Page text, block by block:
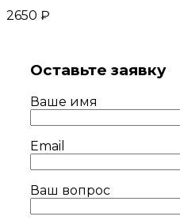
2650 ₽
Оставьте заявку
Ваше имя
Email
Ваш вопрос